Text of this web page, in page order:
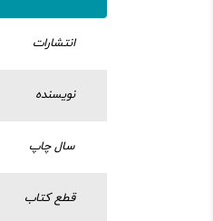
انتشارات
نویسنده
سال چاپ
قطع کتاب